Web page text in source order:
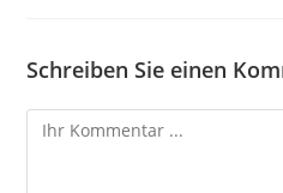
Schreiben Sie einen